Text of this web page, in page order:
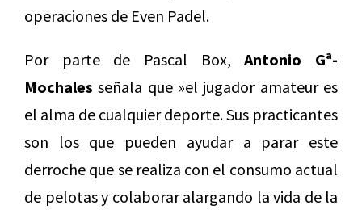
operaciones de Even Padel.
Por parte de Pascal Box,Antonio Gª-
Mochales señala que »el jugador amateur es
el alma de cualquier deporte. Sus practicantes
son los que pueden ayudar a parar este
derroche que se realiza con el consumo actual
de pelotas y colaborar alargando la vida de la